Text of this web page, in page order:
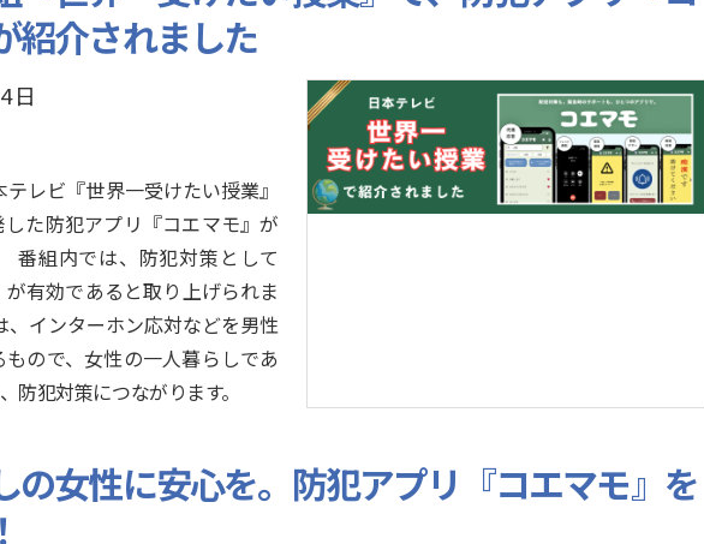
紹介されました
日
レビ『世界一受けたい授業』
た防犯アプリ『コエマモ』が
番組内では、防犯対策として
が有効であると取り上げられま
、インターホン応対などを男性
ので、女性の一人暮らしであ
防犯対策につながります。
の女性に安心を。防犯アプリ『コエマモ』を